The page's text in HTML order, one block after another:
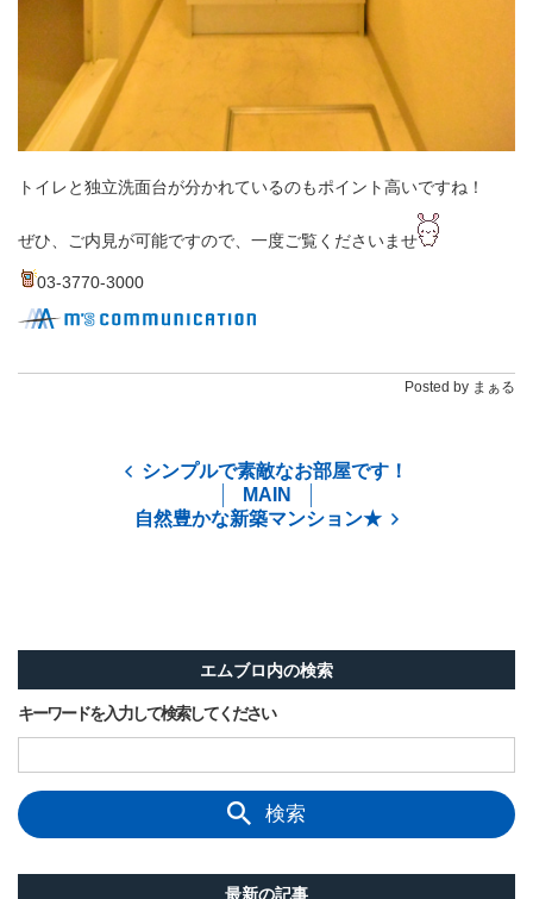
トイレと独立洗面台が分かれているのもポイント高いですね！
ぜひ、ご内見が可能ですので、一度ご覧くださいませ
03-3770-3000
Posted by まぁる
シンプルで素敵なお部屋です！
MAIN
自然豊かな新築マンション★
エムブロ内の検索
キーワードを入力して検索してください
検索
最新の記事